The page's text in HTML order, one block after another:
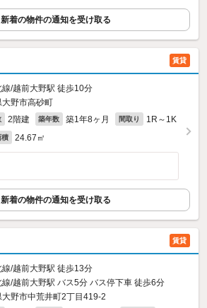
新着の物件の通知を受け取る
賃貸
線/越前大野駅 徒歩10分
大野市高砂町
2階建 築年数 築1年8ヶ月 間取り 1R～1K
積 24.67㎡
新着の物件の通知を受け取る
賃貸
線/越前大野駅 徒歩13分
線/越前大野駅 バス5分 バス停下車 徒歩6分
野市中荒井町2丁目419‐2